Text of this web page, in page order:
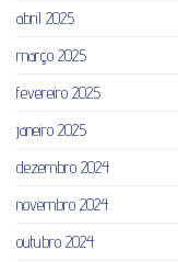
abril 2025
março 2025
fevereiro 2025
janeiro 2025
dezembro 2024
novembro 2024
outubro 2024